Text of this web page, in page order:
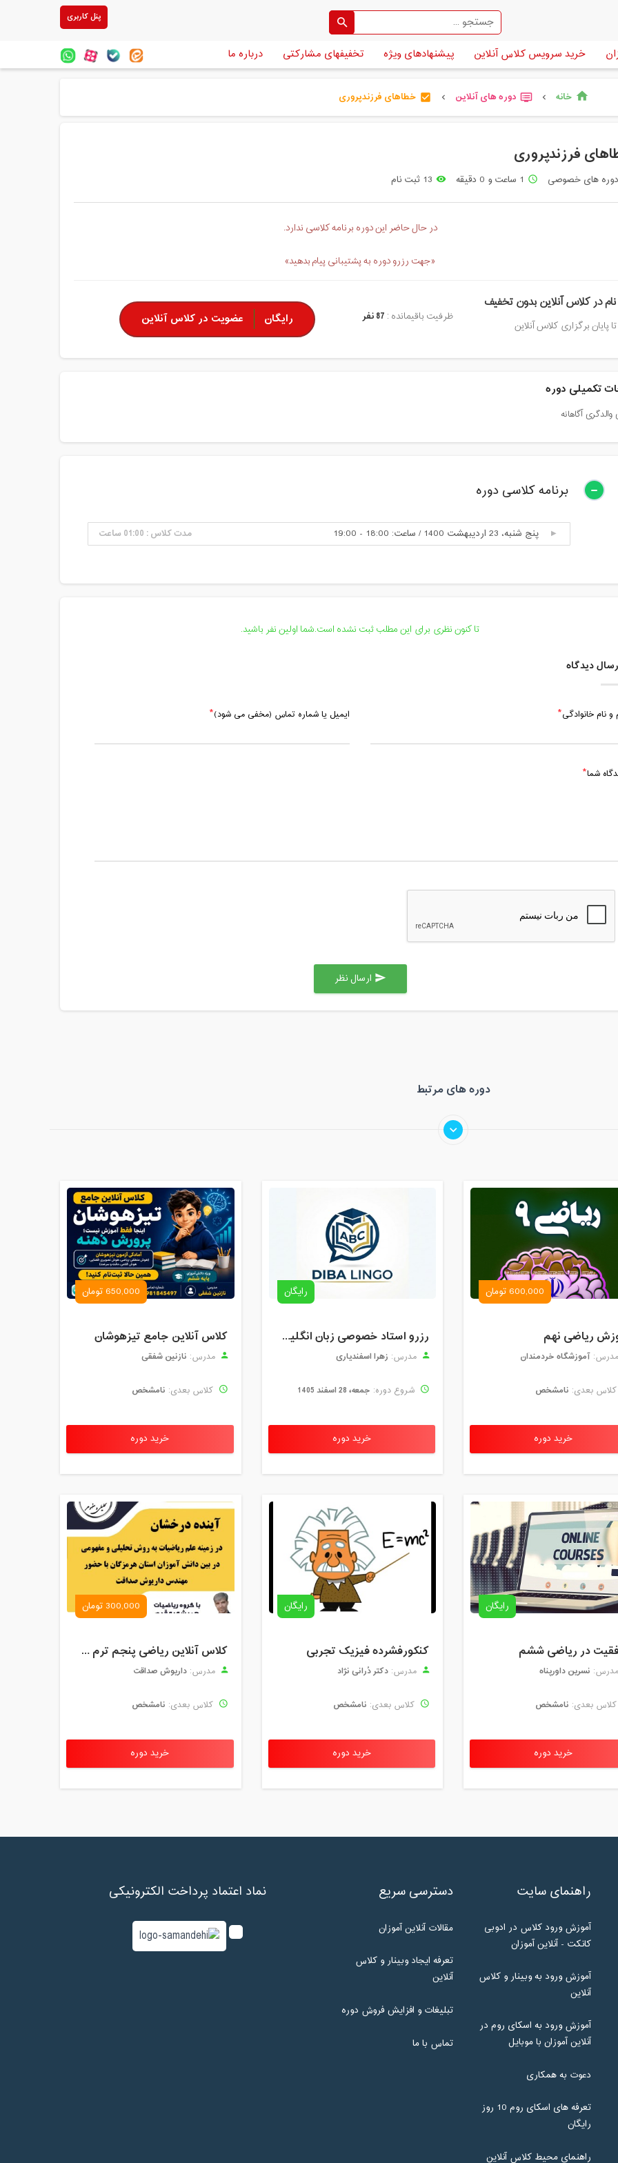
پنل کاربری
خرید سرویس کلاس آنلاین پیشنهادهای ویژه تخفیفهای مشارکتی درباره ما
home خانه chevron_left
dvr دوره های آنلاین chevron_left
check_box خطاهای فرزندپروری
فرزندپروری
دوره های خصوصی access_time 1 ساعت و 0 دقیقه remove_red_eye 13 ثبت نام
در حال حاضر این دوره برنامه کلاسی ندارد.
«جهت رزرو دوره به پشتیبانی پیام بدهید»
در کلاس آنلاین بدون تخفیف
پایان برگزاری کلاس آنلاین
ظرفیت باقیمانده : 87 نفر رایگان عضویت در کلاس آنلاین
تکمیلی دوره
آگاهانه
برنامه کلاسی دوره
پنج شنبه، 23 اردیبهشت 1400 / ساعت: 18:00 - 19:00 مدت کلاس : 01:00 ساعت
تا کنون نظری برای این مطلب ثبت نشده است.شما اولین نفر باشید.
دیدگاه
و نام خانوادگی ایمیل یا شماره تماس (مخفی می شود)
شما
send
دوره های مرتبط
600,000 تومان
ریاضی نهم
مدرس: آموزشگاه خردمندان
کلاس بعدی: نامشخص
خرید دوره
رایگان
رزرو استاد خصوصی زبان انگلیسی | کلاس یک‌نفره با زهرا اسفندیاری + مشاوره رایگان
مدرس: زهرا اسفندیاری
شروع دوره: جمعه، 28 اسفند 1405
خرید دوره
650,000 تومان
کلاس آنلاین جامع تیزهوشان
مدرس: نازنین شفقی
کلاس بعدی: نامشخص
خرید دوره
رایگان
در ریاضی ششم
مدرس: نسرین داورپناه
کلاس بعدی: نامشخص
خرید دوره
رایگان
کنکورفشرده فیزیک تجربی
مدرس: دکتر دُرانی نژاد
کلاس بعدی: نامشخص
خرید دوره
300,000 تومان
کلاس آنلاین ریاضی پنجم ترم چهارم شهریور 1403
مدرس: داریوش صداقت
کلاس بعدی: نامشخص
خرید دوره
راهنمای سایت
آموزش ورود کلاس در ادوبی
کانکت - آنلاین آموزان
آموزش ورود به وبینار و کلاس
آنلاین
آموزش ورود به اسکای روم در
آنلاین آموزان با موبایل
دعوت به همکاری
تعرفه های اسکای روم 10 روز
رایگان
راهنمای محیط کلاس آنلاین
دسترسی سریع
مقالات آنلاین آموزان
تعرفه ایجاد وبینار و کلاس
آنلاین
تبلیغات و افزایش فروش دوره
تماس با ما
نماد اعتماد پرداخت الکترونیکی